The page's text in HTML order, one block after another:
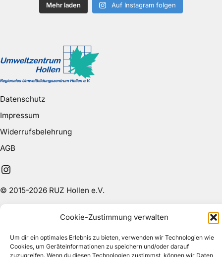
Cookie-Zustimmung verwalten
Um dir ein optimales Erlebnis zu bieten, verwenden wir Technologien wie
Cookies, um Geräteinformationen zu speichern und/oder darauf
zuzugreifen. Wenn du diesen Technologien zustimmst, können wir Daten
Mehr laden Auf Instagram folgen
© 2015-2026 RUZ Hollen e.V.
Datenschutz
Impressum
Widerrufsbelehrung
AGB